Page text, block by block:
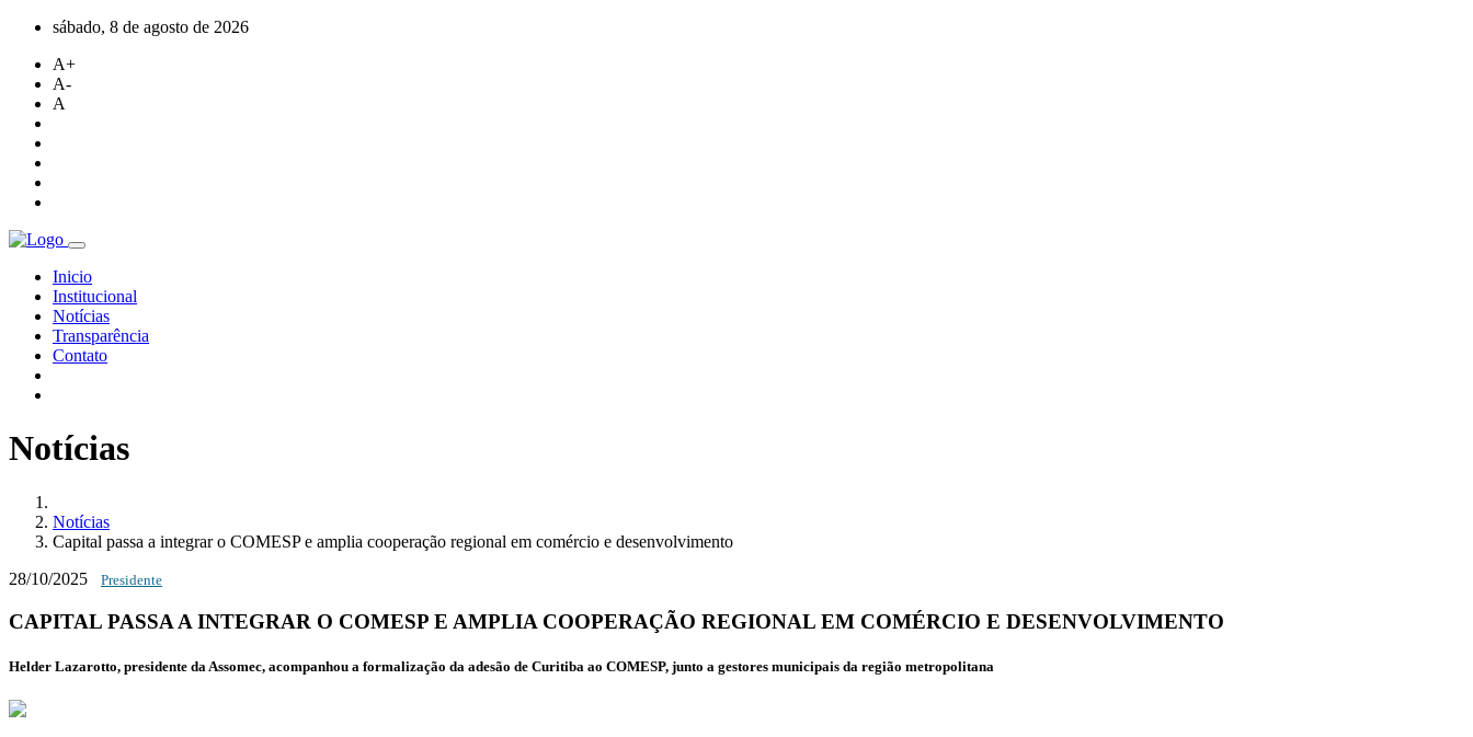
sábado, 8 de agosto de 2026
A+
A-
A
Inicio
Institucional
Notícias
Transparência
Contato
Notícias
Notícias
Capital passa a integrar o COMESP e amplia cooperação regional em comércio e desenvolvimento
28/10/2025 Presidente
CAPITAL PASSA A INTEGRAR O COMESP E AMPLIA COOPERAÇÃO REGIONAL EM COMÉRCIO E DESENVOLVIMENTO
Helder Lazarotto, presidente da Assomec, acompanhou a formalização da adesão de Curitiba ao COMESP, junto a gestores municipais da região metropolitana